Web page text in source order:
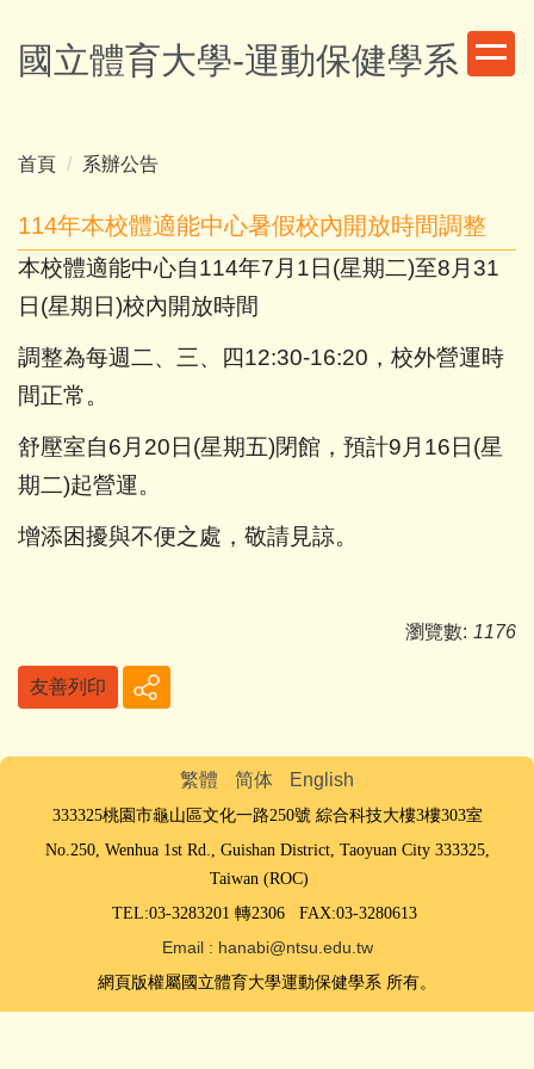
到
主
容
國立體育大學-運動保健學系
首頁 系辦公告
114年本校體適能中心暑假校內開放時間調整
本校體適能中心自114年7月1日(星期二)至8月31
日(星期 日)校內開放時間
調整為每週二、三、四12:30-16:20， 校外營運時
間正常。
舒壓室自6月20日(星期五)閉館，預計9月16日(星
期二)起營運。
增添困擾與不便之處，敬請見諒。
瀏覽數: 1176
友善列印
繁體 简体 English
333325桃園市龜山區文化一路250號 綜合科技大樓3樓303室
No.250, Wenhua 1st Rd., Guishan District, Taoyuan City 333325,
Taiwan (ROC)
TEL:03-3283201 轉2306 FAX:03-3280613
Email : hanabi@ntsu.edu.tw
網頁版權屬國立體育大學運動保健學系 所有。